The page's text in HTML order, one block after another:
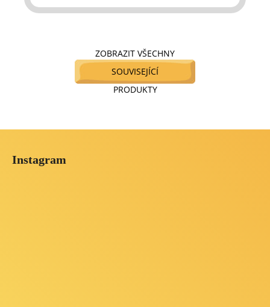
ZOBRAZIT VŠECHNY
SOUVISEJÍCÍ
PRODUKTY
Instagram